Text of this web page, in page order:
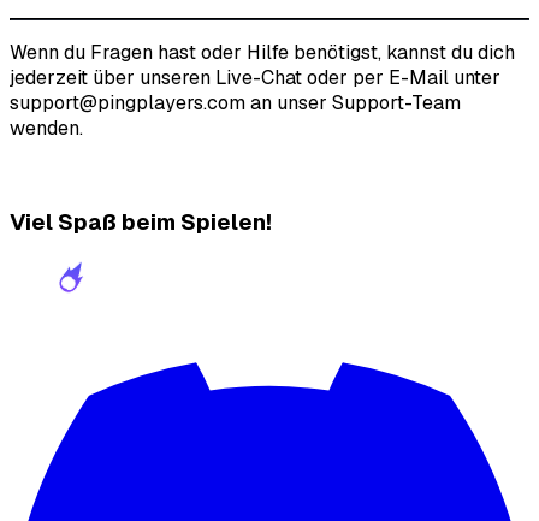
Wenn du Fragen hast oder Hilfe benötigst, kannst du dich
jederzeit über unseren Live-Chat oder per E-Mail unter
support@pingplayers.com an unser Support-Team
wenden.
Viel Spaß beim Spielen!